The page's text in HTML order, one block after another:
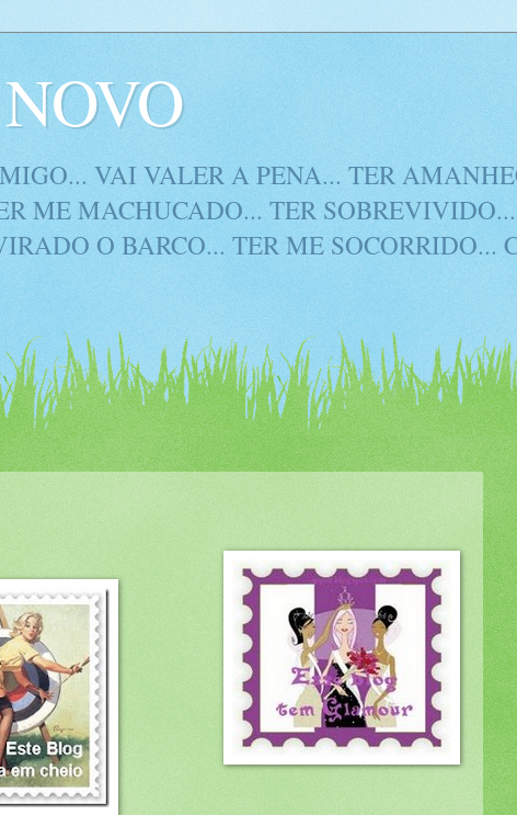
VAI VALER A PENA... TER
ME MACHUCADO... TER
O BARCO... TER ME SOCORRIDO...